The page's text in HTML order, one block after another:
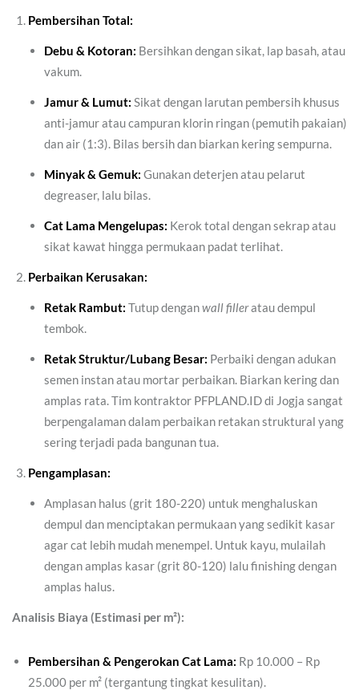
Pembersihan Total:
Debu & Kotoran: Bersihkan dengan sikat, lap basah, atau
vakum.
Jamur & Lumut: Sikat dengan larutan pembersih khusus
anti-jamur atau campuran klorin ringan (pemutih pakaian)
dan air (1:3). Bilas bersih dan biarkan kering sempurna.
Minyak & Gemuk: Gunakan deterjen atau pelarut
degreaser, lalu bilas.
Cat Lama Mengelupas: Kerok total dengan sekrap atau
sikat kawat hingga permukaan padat terlihat.
Perbaikan Kerusakan:
Retak Rambut: Tutup denganwall filleratau dempul
tembok.
Retak Struktur/Lubang Besar: Perbaiki dengan adukan
semen instan atau mortar perbaikan. Biarkan kering dan
amplas rata. Tim kontraktor PFPLAND.ID di Jogja sangat
berpengalaman dalam perbaikan retakan struktural yang
sering terjadi pada bangunan tua.
Pengamplasan:
Amplasan halus (grit 180-220) untuk menghaluskan
dempul dan menciptakan permukaan yang sedikit kasar
agar cat lebih mudah menempel. Untuk kayu, mulailah
dengan amplas kasar (grit 80-120) lalu finishing dengan
amplas halus.
Analisis Biaya (Estimasi per m²):
Pembersihan & Pengerokan Cat Lama: Rp 10.000 – Rp
25.000 per m² (tergantung tingkat kesulitan).